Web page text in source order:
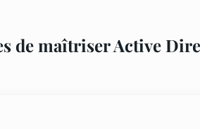
de maîtriser Active